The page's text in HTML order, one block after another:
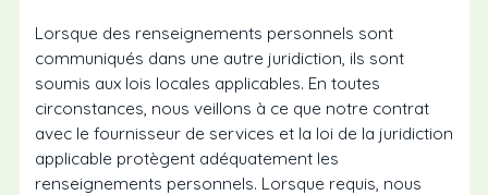
Lorsque des renseignements personnels sont
communiqués dans une autre juridiction, ils sont
soumis aux lois locales applicables. En toutes
circonstances, nous veillons à ce que notre contrat
avec le fournisseur de services et la loi de la juridiction
applicable protègent adéquatement les
renseignements personnels. Lorsque requis, nous